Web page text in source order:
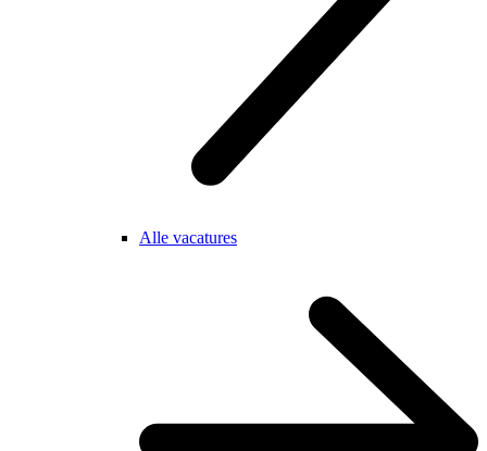
Alle vacatures